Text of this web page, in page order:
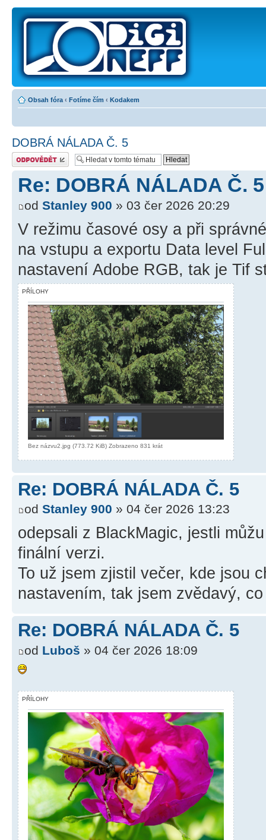
Obsah fóra ‹ Fotíme čím ‹ Kodakem
DOBRÁ NÁLADA Č. 5
Odeslat odpověď
Re: DOBRÁ NÁLADA Č. 5
od Stanley 900 » 03 čer 2026 20:29
V režimu časové osy a při
na vstupu a exportu Data level
nastavení Adobe RGB, tak je Tif
PŘÍLOHY
Bez názvu2.jpg (773.72 KiB) Zobrazeno 831 krát
Re: DOBRÁ NÁLADA Č. 5
od Stanley 900 » 04 čer 2026 13:23
odepsali z BlackMagic, jestli
finální verzi.
To už jsem zjistil večer, kde jsou
nastavením, tak jsem zvědavý,
Re: DOBRÁ NÁLADA Č. 5
od Luboš » 04 čer 2026 18:09
PŘÍLOHY